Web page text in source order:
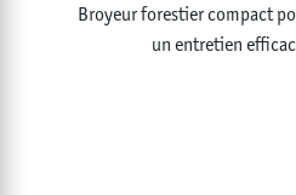
Broyeur forestier compact
un entretien